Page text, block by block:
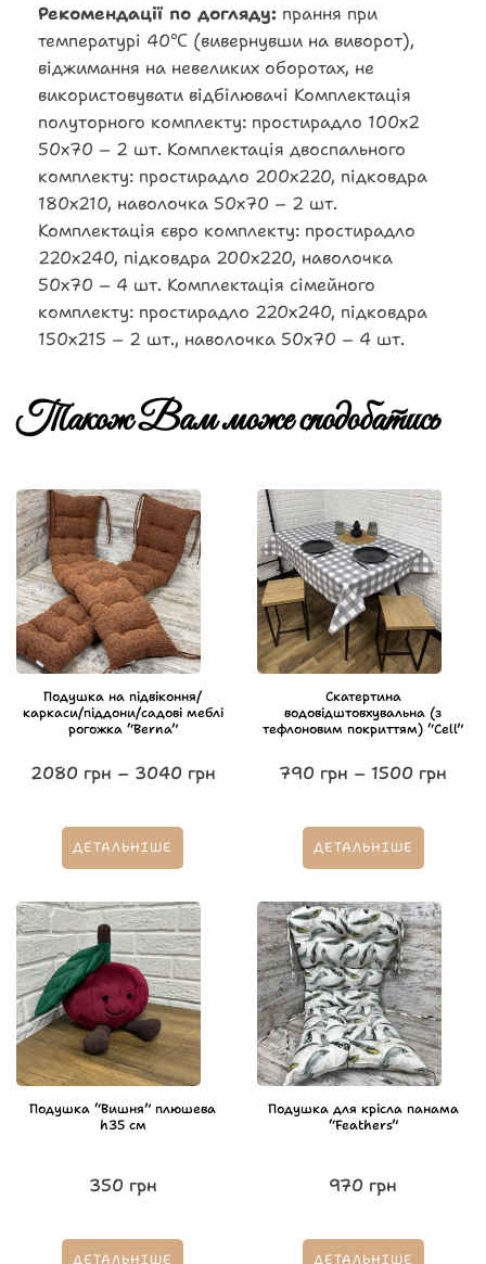
Рекомендації по догляду: прання при
температурі 40℃ (вивернувши на виворот),
віджимання на невеликих оборотах, не
використовувати відбілювачі Комплектація
полуторного комплекту: простирадло 100х2
50х70 – 2 шт. Комплектація двоспального
комплекту: простирадло 200х220, підковдра
180х210, наволочка 50х70 – 2 шт.
Комплектація євро комплекту: простирадло
220х240, підковдра 200х220, наволочка
50х70 – 4 шт. Комплектація сімейного
комплекту: простирадло 220х240, підковдра
150х215 – 2 шт., наволочка 50х70 – 4 шт.
Також Вам може сподобатись
Подушка на підвіконня/
каркаси/піддони/садові меблі
рогожка “Berna”
2080 грн – 3040 грн
ДЕТАЛЬНІШЕ
Скатертина
водовідштовхувальна (з
тефлоновим покриттям) “Cell”
790 грн – 1500 грн
ДЕТАЛЬНІШЕ
Подушка “Вишня” плюшева
h35 см
350 грн
ДЕТАЛЬНІШЕ
Подушка для крісла панама
“Feathers”
970 грн
ДЕТАЛЬНІШЕ